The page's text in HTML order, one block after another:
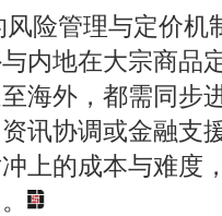
险管理与定价机
内地在大宗商品
海外，都需同步
讯协调或金融支
上的成本与难度